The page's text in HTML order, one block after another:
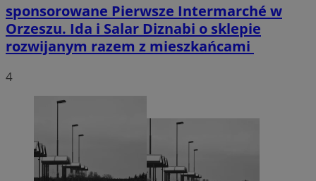
sponsorowane Pierwsze Intermarché w
Orzeszu. Ida i Salar Diznabi o sklepie
rozwijanym razem z mieszkańcami
4